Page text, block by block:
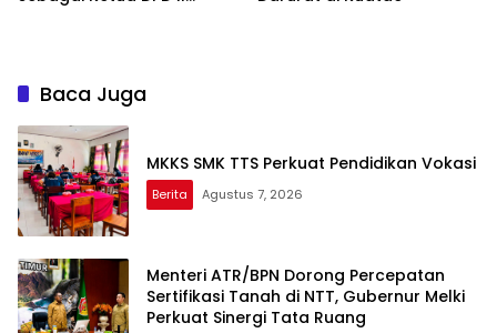
Baca Juga
MKKS SMK TTS Perkuat Pendidikan Vokasi
Berita Agustus 7, 2026
Menteri ATR/BPN Dorong Percepatan
Sertifikasi Tanah di NTT, Gubernur Melki
Perkuat Sinergi Tata Ruang